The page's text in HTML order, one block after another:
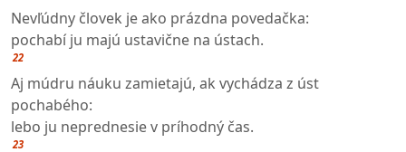
Nevľúdny človek je ako prázdna povedačka:
pochabí ju majú ustavične na ústach.
22
Aj múdru náuku zamietajú, ak vychádza z úst
pochabého:
lebo ju neprednesie v príhodný čas.
23